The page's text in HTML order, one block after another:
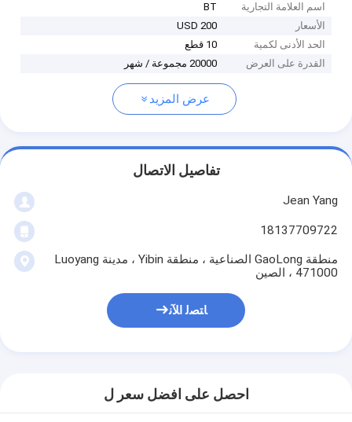
اسم العلامة التجارية
BT
الأسعار
USD 200
الحد الأدنى لكمية
10 قطع
القدرة على العرض
20000 مجموعة / شهر
عرض المزيد
تفاصيل الاتصال
Jean Yang
18137709722
منطقة GaoLong الصناعية ، منطقة Yibin ، مدينة Luoyang
471000 ، الصين
ﺎﺘﺼﻟ ﺍﻶﻧ
احصل على افضل سعر ل